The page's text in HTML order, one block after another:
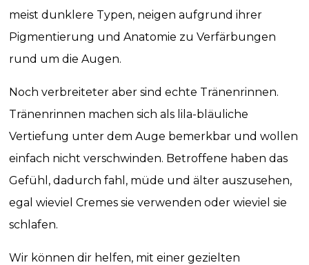
meist dunklere Typen, neigen aufgrund ihrer
Pigmentierung und Anatomie zu Verfärbungen
rund um die Augen.
Noch verbreiteter aber sind echte Tränenrinnen.
Tränenrinnen machen sich als lila-bläuliche
Vertiefung unter dem Auge bemerkbar und wollen
einfach nicht verschwinden. Betroffene haben das
Gefühl, dadurch fahl, müde und älter auszusehen,
egal wieviel Cremes sie verwenden oder wieviel sie
schlafen.
Wir können dir helfen, mit einer gezielten